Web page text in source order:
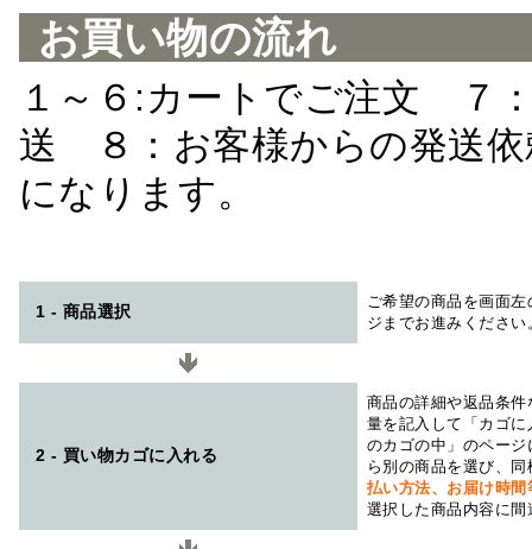
お買い物の流れ
１～６:カートでご注文 ７
送 ８：お客様からの発送
になります。
1 - 商品選択
ご希望の商品を画面
ジまでお進みください
2 - 買い物カゴに入れる
商品の詳細や返品条
量を記入して「カゴ
のカゴの中」のペー
ら別の商品を選び、
払い方法、お届け時
選択した商品内容に